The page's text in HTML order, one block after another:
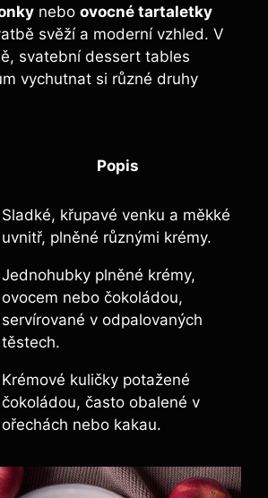
nebo ovocné tartaletky
svěží a moderní vzhled. V
svatební dessert tables
vychutnat si různé druhy
Popis
Sladké, křupavé venku a měkké
uvnitř, plněné různými krémy.
Jednohubky plněné krémy,
ovocem nebo čokoládou,
servírované v odpalovaných
těstech.
Krémové kuličky potažené
čokoládou, často obalené v
ořechách nebo kakau.